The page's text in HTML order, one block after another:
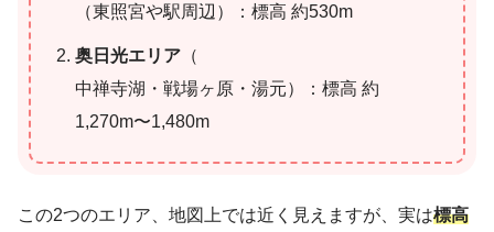
（東照宮や駅周辺）：標高 約530m
奥日光エリア （
中禅寺湖・戦場ヶ原・湯元）：標高 約
1,270m〜1,480m
この2つのエリア、地図上では近く見えますが、実は標高